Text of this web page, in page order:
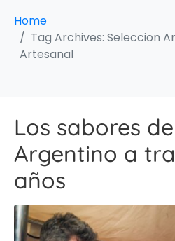
Home
Tag Archives: Seleccion
Artesanal
Los sabores
Argentino a
años